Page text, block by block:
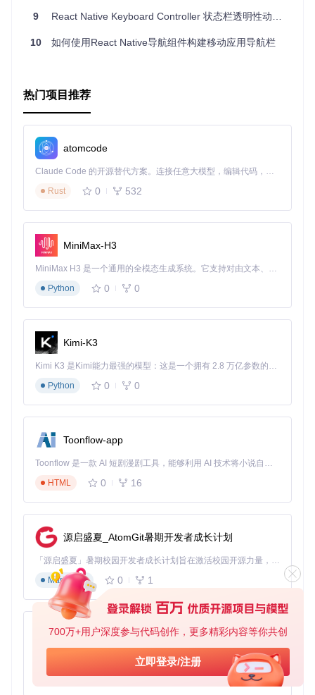
700万+用户深度参与代码创作，更多精彩内容等你共创
立即登录/注册
立即开始你的项目，利用React Native Statusbar Alert打造更
加引人注目的移动应用吧！
9 React Native Keyboard Controller 状态栏透明性动态调整问题解析
10 如何使用React Native导航组件构建移动应用导航栏
热门项目推荐
atomcode
Claude Code 的开源替代方案。连接任意大模型，编辑代码，运行命令，自动验证 — 全自动执行。用 Rust 构建，极致性能。 ｜ An open-source alternative to Claude Code. Connect any LLM, edit code, run commands, and verify changes — autonomously. Built in Rust for speed. Get Started
Rust
0 532
MiniMax-H3
MiniMax H3 是一个通用的全模态生成系统。它支持对由文本、图像、视频和音频组成的多模态上下文进行统一理解，并能生成分辨率高达 2K、时长可达 15 秒的带原生立体声音频的视频。得益于面向任务泛化的系统设计，H3 在预训练阶段就已具备广泛的多模态上下文理解与生成能力，能够出色地执行复杂的多模态指令。
Python
0 0
Kimi-K3
Kimi K3 是Kimi能力最强的模型：这是一个拥有 2.8 万亿参数的混合专家（MoE）模型，具备原生视觉理解能力，并支持 100 万 token 的上下文窗口。
Python
0 0
Toonflow-app
Toonflow 是一款 AI 短剧漫剧工具，能够利用 AI 技术将小说自动转化为剧本，并结合 AI 生成的图片和视频，实现高效的短剧创作。借助 Toonflow，可以轻松完成从文字到影像的全流程，让短剧制作变得更加智能与便捷。
HTML
0 16
源启盛夏_AtomGit暑期开发者成长计划
「源启盛夏」暑期校园开发者成长计划旨在激活校园开源力量，通过积分激励、认证扶持、资源倾斜等形式，引导高校组织和开发者完成「入驻 — 建项目 — 做贡献 — 获认证 — 得资源」的完整闭环。无论你是想带领社团入驻平台的组织者，还是希望用代码贡献证明自己的开发者，都能在这里找到属于你的成长路径。
Markdown
0 1
AionUi
免费、本地、开源的 24/7 全天候 Cowork 应用，以及适用于 Gemini CLI、Claude Code、Codex、OpenCode、Qwen Code、Goose CLI、Auggie 等的 OpenClaw | 🌟 喜欢就点star吧
TypeScript
0 6